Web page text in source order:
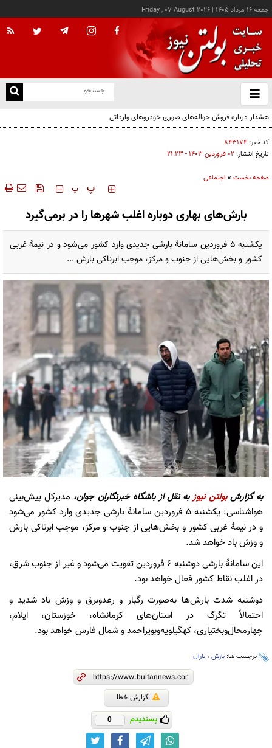
جمعه ۱۶ مرداد ۱۴۰۵ |
Friday , 07 August 2026
باز
و
هشدار درباره فروش حواله‌های صوری خودروهای وارداتی
کد خبر: ۸۴۳۱۷۴
تاریخ انتشار: ۰۲ فروردين ۱۴۰۳ - ۲۱:۲۳
صفحه نخست » اجتماعی
‍‍‍ پ پ
بارش‌های بهاری دوباره اغلب شهرها را در برمی‌گیرد
یکشنبه ۵ فروردین سامانۀ بارشی جدیدی وارد کشور می‌شود و در نیمۀ غربی
کشور و بخش‌هایی از جنوب و مرکز، موجب ابرناکی بارش ...
به گزارشبولتن نیوزبه نقل از باشگاه خبرنگاران جوان، مدیرکل پیش‌بینی
هواشناسی: یکشنبه ۵ فروردین سامانۀ بارشی جدیدی وارد کشور می‌شود
و در نیمۀ غربی کشور و بخش‌هایی از جنوب و مرکز، موجب ابرناکی بارش
و وزش باد خواهد شد.
این سامانۀ بارشی دوشنبه ۶ فروردین تقویت می‌شود و غیر از جنوب شرق،
در اغلب نقاط کشور فعال خواهد بود.
دوشنبه شدت بارش‌ها به‌صورت رگبار و رعدوبرق و وزش باد شدید و
احتمالاً تگرگ در استان‌های کرمانشاه، خوزستان، ایلام،
چهارمحال‌وبختیاری، کهگیلویه‌وبویراحمد و شمال فارس خواهد بود.
برچسب ها: بارش ، باران
گزارش خطا
پسندیدم 0